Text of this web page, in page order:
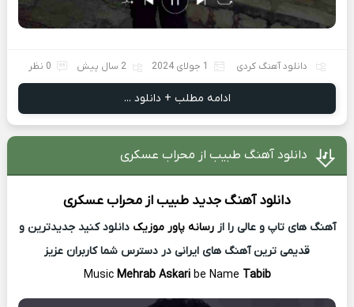
دانلود آهنگ کردی 1 جولای 2024 2 سال پیش 0 نظر
ادامه مطلب + دانلود ...
دانلود آهنگ طبیب از محراب عسکری
دانلود آهنگ جدید طبیب ازمحراب عسکری
آهنگ های تاپ و عالی را ازرسانه پاور موزیک دانلود کنید جدیدترین و
قدیمی ترین آهنگ های ایرانی در دسترس شما کاربران عزیز
MusicMehrab Askari be Name Tabib